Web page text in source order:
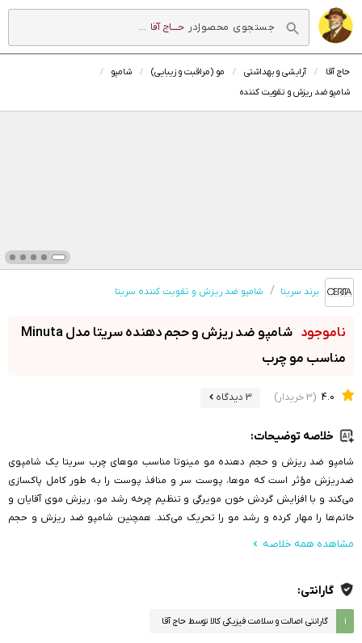
در حــــاج آقا ...
حاج آقا آرایشی و بهداشتی مو (مراقبت و زیبایی)
شامپو
شامپو ضد ریزش و تقویت کننده
برند سریتا شامپو ضد ریزش و تقویت کننده سریتا
شامپو ضد ریزش و حجم دهنده سریتا مدل Minuta
مناسب مو چرب
4.0 (3 خریدار) 3 دیدگاه
خلاصه توضیحات:
شامپو ضد ریزش و حجم دهنده مو مینوتا مناسب موهای چرب سریتا یک شامپوی
ضدریزش مؤثر است که موها، پوست سر و منافذ پوست را به طور کامل پاکسازی
می‌کند و با افزایش گردش خون مویرگی و تنظیم چرخه رشد مو، ریزش موی آقایان و
خانم‌ها را مهار کرده و رشد مو را تحریک می‌کند. همچنین شامپو ضد ریزش و حجم
مشاهده همه خلاصه
گارانتی:
۱ گارانتی اصالت و سلامت فیزیکی کالا توسط حاج آقا